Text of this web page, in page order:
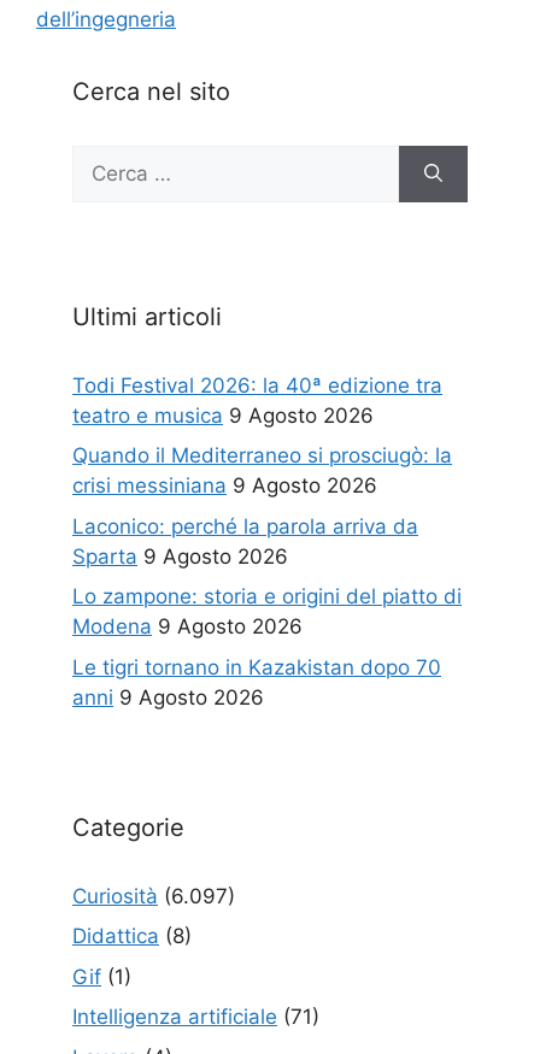
dell’ingegneria
Cerca nel sito
per:
Ultimi articoli
Todi Festival 2026: la 40ª edizione tra
teatro e musica 9 Agosto 2026
Quando il Mediterraneo si prosciugò: la
crisi messiniana 9 Agosto 2026
Laconico: perché la parola arriva da
Sparta 9 Agosto 2026
Lo zampone: storia e origini del piatto di
Modena 9 Agosto 2026
Le tigri tornano in Kazakistan dopo 70
anni 9 Agosto 2026
Categorie
Curiosità (6.097)
Didattica (8)
Gif (1)
Intelligenza artificiale (71)